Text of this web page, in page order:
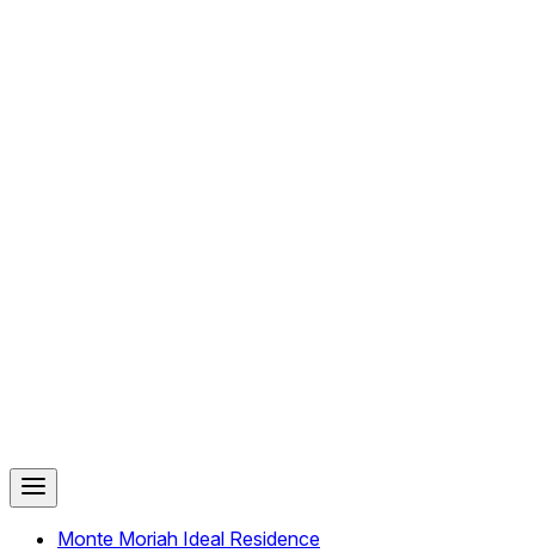
Monte Moriah Ideal Residence